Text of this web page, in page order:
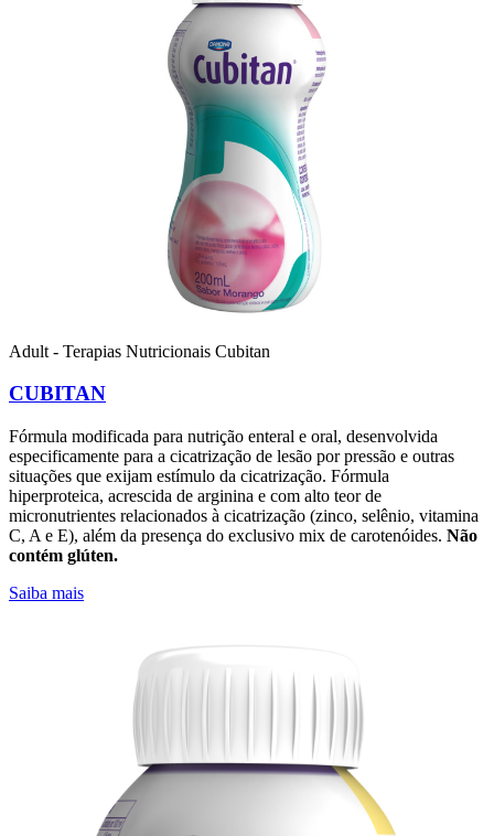
Adult - Terapias Nutricionais Cubitan
CUBITAN
Fórmula modificada para nutrição enteral e oral, desenvolvida
especificamente para a cicatrização de lesão por pressão e outras
situações que exijam estímulo da cicatrização. Fórmula
hiperproteica, acrescida de arginina e com alto teor de
micronutrientes relacionados à cicatrização (zinco, selênio, vitamina
C, A e E), além da presença do exclusivo mix de carotenóides. Não
contém glúten.
Saiba mais